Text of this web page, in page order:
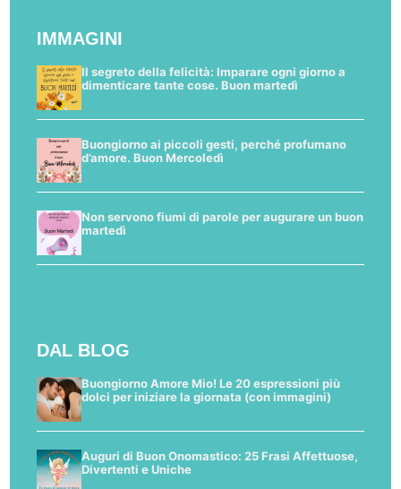
IMMAGINI
Il segreto della felicità: Imparare ogni giorno a
dimenticare tante cose. Buon martedì
Buongiorno ai piccoli gesti, perché profumano
d’amore. Buon Mercoledì
Non servono fiumi di parole per augurare un buon
martedì
DAL BLOG
Buongiorno Amore Mio! Le 20 espressioni più
dolci per iniziare la giornata (con immagini)
Auguri di Buon Onomastico: 25 Frasi Affettuose,
Divertenti e Uniche